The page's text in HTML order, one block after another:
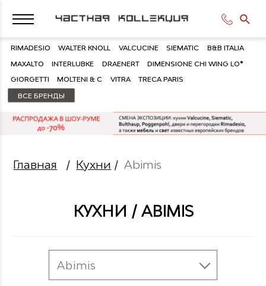
RIMADESIO WALTER KNOLL VALCUCINE SIEMATIC B&B ITALIA
MAXALTO INTERLUBKE DRAENERT DIMENSIONE CHI WING LO®
GIORGETTI MOLTENI & C VITRA TRECA PARIS
ВСЕ БРЕНДЫ
Главная / Кухни /Abimis
КУХНИ / ABIMIS
Abimis